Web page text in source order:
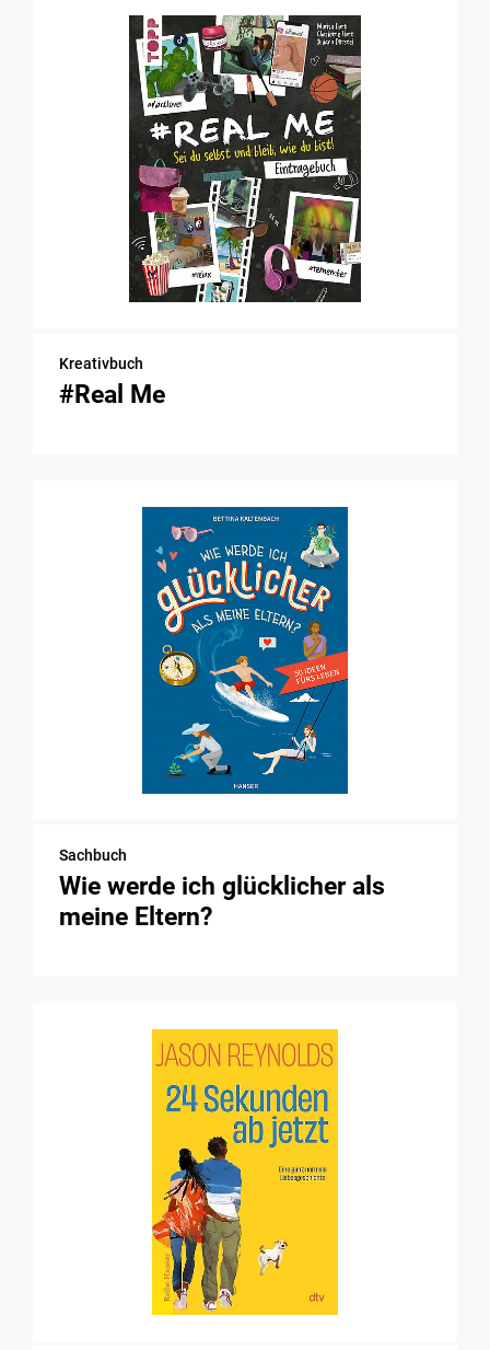
Kreativbuch
#Real Me
Sachbuch
Wie werde ich glücklicher als
meine Eltern?